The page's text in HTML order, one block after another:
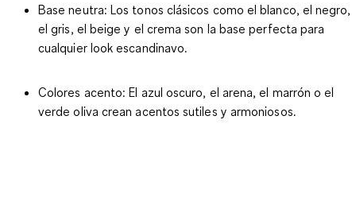
Base neutra: Los tonos clásicos como el blanco, el negro,
el gris, el beige y el crema son la base perfecta para
cualquier look escandinavo.
Colores acento: El azul oscuro, el arena, el marrón o el
verde oliva crean acentos sutiles y armoniosos.